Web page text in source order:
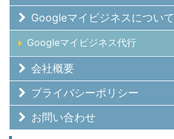
Googleマイビジネスについて
Googleマイビジネス代行
会社概要
プライバシーポリシー
お問い合わせ